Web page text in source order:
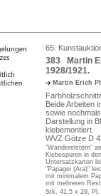
65.
383 Martin
1928/1921.
Martin Erich
Beide Arbeiten
sowie
Darstellung in
klebemontiert.
WVZ Götze D
"Wanderelstern"
Klebespuren in
Untersatzkarton
"Papagei (Ara)"
mit minimalem
mit mehreren
Stk. 41,5 x 29,